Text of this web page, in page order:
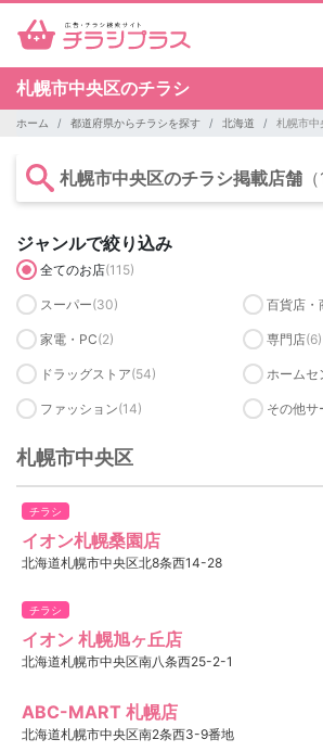
札幌市中央区のチラシ
ホーム 都道府県からチラシを探す 北海道 札幌市中
札幌市中央区のチラシ掲載店舗
ジャンルで絞り込み
全てのお店(115)
スーパー(30) 百貨店・
家電・PC(2) 専門店(6)
ドラッグストア(54) ホームセ
ファッション(14) その他サ
札幌市中央区
チラシ
イオン札幌桑園店
北海道札幌市中央区北8条西14-28
チラシ
イオン 札幌旭ヶ丘店
北海道札幌市中央区南八条西25-2-1
ABC-MART 札幌店
北海道札幌市中央区南2条西3-9番地